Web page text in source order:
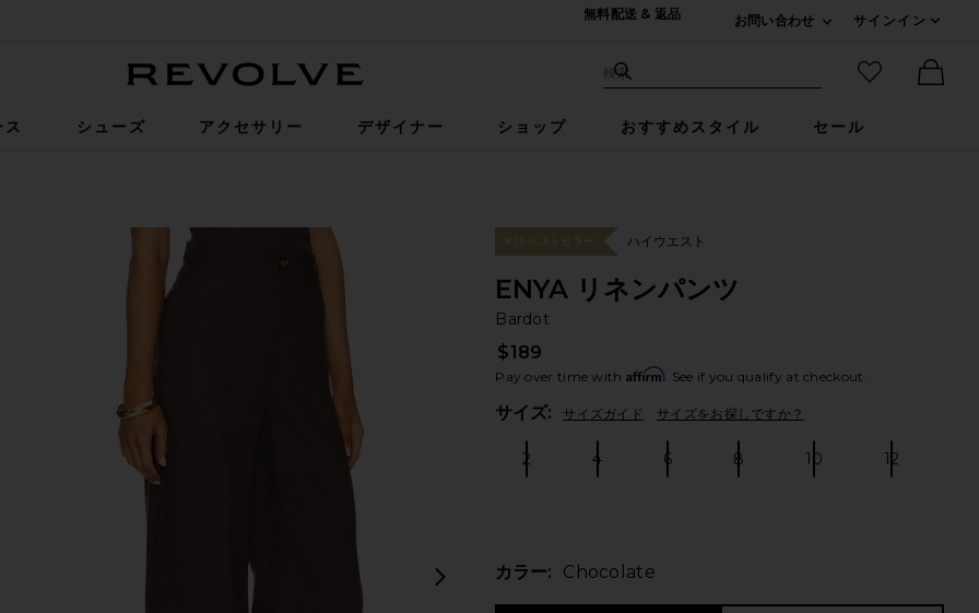
無料配送 & 返品
お問い合わせ
サインイン
サイト検索
検索
お気に入り
シューズ アクセサリー デザイナー ショップ おすすめスタイル セール
#13 ベストセラー ハイウエスト
ENYA リネンパンツ
Bardot
$189
Pay over time with Affirm. See if you qualify at checkout.
サイズ: サイズガイド サイズをお探しですか？
2 4 6 8 10 12
カラー: Chocolate